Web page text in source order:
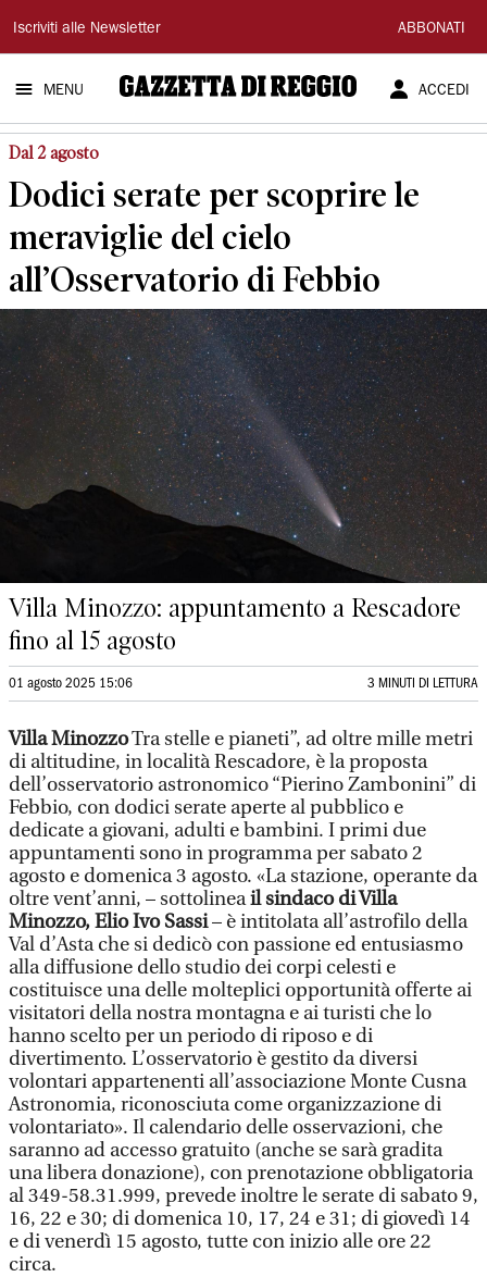
Gazzetta
di
Reggio
Iscriviti alle Newsletter ABBONATI
MENU ACCEDI
Dal 2 agosto
Dodici serate per scoprire le
meraviglie del cielo
all’Osservatorio di Febbio
Villa Minozzo: appuntamento a Rescadore
fino al 15 agosto
01 agosto 2025 15:06 3 MINUTI DI LETTURA
Villa MinozzoTra stelle e pianeti”, ad oltre mille metri
di altitudine, in località Rescadore, è la proposta
dell’osservatorio astronomico “Pierino Zambonini” di
Febbio, con dodici serate aperte al pubblico e
dedicate a giovani, adulti e bambini. I primi due
appuntamenti sono in programma per sabato 2
agosto e domenica 3 agosto. «La stazione, operante da
oltre vent’anni, – sottolineail sindaco di Villa
Minozzo, Elio Ivo Sassi– è intitolata all’astrofilo della
Val d’Asta che si dedicò con passione ed entusiasmo
alla diffusione dello studio dei corpi celesti e
costituisce una delle molteplici opportunità offerte ai
visitatori della nostra montagna e ai turisti che lo
hanno scelto per un periodo di riposo e di
divertimento. L’osservatorio è gestito da diversi
volontari appartenenti all’associazione Monte Cusna
Astronomia, riconosciuta come organizzazione di
volontariato». Il calendario delle osservazioni, che
saranno ad accesso gratuito (anche se sarà gradita
una libera donazione), con prenotazione obbligatoria
al 349-58.31.999, prevede inoltre le serate di sabato 9,
16, 22 e 30; di domenica 10, 17, 24 e 31; di giovedì 14
e di venerdì 15 agosto, tutte con inizio alle ore 22
circa.